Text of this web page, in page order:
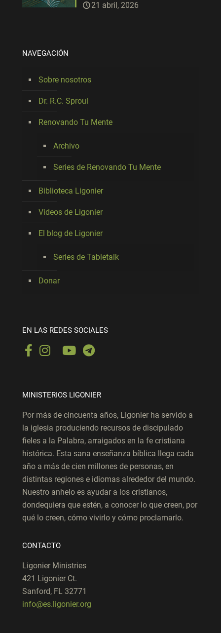
21 abril, 2026
NAVEGACIÓN
Sobre nosotros
Dr. R.C. Sproul
Renovando Tu Mente
Archivo
Series de Renovando Tu Mente
Biblioteca Ligonier
Videos de Ligonier
El blog de Ligonier
Series de Tabletalk
Donar
EN LAS REDES SOCIALES
MINISTERIOS LIGONIER
Por más de cincuenta años, Ligonier ha servido a
la iglesia produciendo recursos de discipulado
fieles a la Palabra, arraigados en la fe cristiana
histórica. Esta sana enseñanza bíblica llega cada
año a más de cien millones de personas, en
distintas regiones e idiomas alrededor del mundo.
Nuestro anhelo es ayudar a los cristianos,
dondequiera que estén, a conocer lo que creen, por
qué lo creen, cómo vivirlo y cómo proclamarlo.
CONTACTO
Ligonier Ministries
421 Ligonier Ct.
Sanford, FL 32771
info@es.ligonier.org